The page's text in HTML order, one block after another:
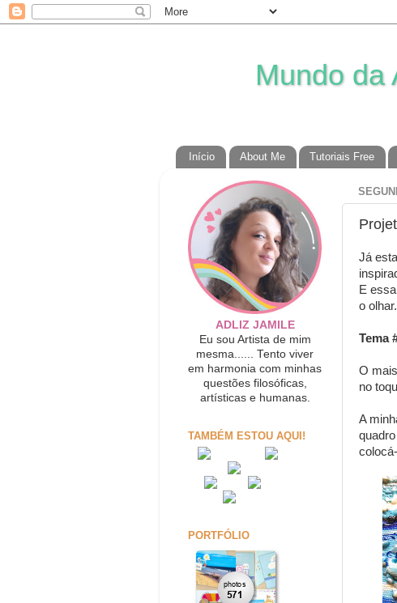
Mundo da
Início About Me Tutoriais Free
Já
E
o
Tema
O
no
A
ADLIZ JAMILE
Eu sou Artista de mim
mesma...... Tento viver
em harmonia com minhas
questões filosóficas,
artísticas e humanas.
TAMBÉM ESTOU AQUI!
PORTFÓLIO